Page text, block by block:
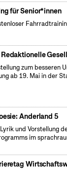
für Senior*innen
zum besseren
ab 19. Mai in der
Anderland 5
und Vorstellung
im